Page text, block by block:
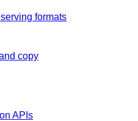
formats
copy
APIs